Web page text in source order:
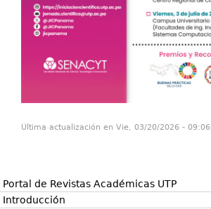
Última actualización en Vie, 03/20/2026 - 09:06
Portal de Revistas Académicas UTP
Introducción